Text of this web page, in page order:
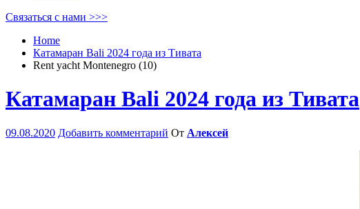
Связаться с нами >>>
Home
Катамаран Bali 2024 года из Тивата
Rent yacht Montenegro (10)
Катамаран Bali 2024 года из Тивата
09.08.2020 Добавить комментарий От Алексей